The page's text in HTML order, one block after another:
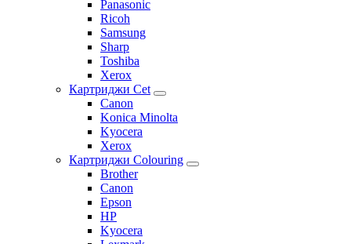
Panasonic
Ricoh
Samsung
Sharp
Toshiba
Xerox
Картриджи Cet
Canon
Konica Minolta
Kyocera
Xerox
Картриджи Colouring
Brother
Canon
Epson
HP
Kyocera